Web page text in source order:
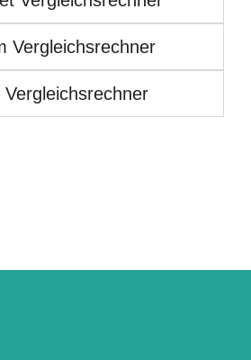
Vergleichsrechner
Vergleichsrechner